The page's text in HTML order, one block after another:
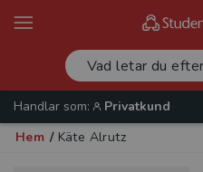
Handlar som:
Privatkund
Hem / Käte Alrutz